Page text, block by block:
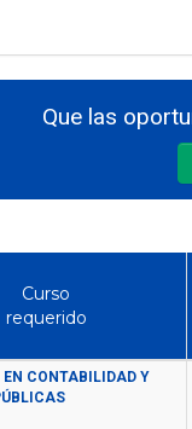
Que las
Curso
requerido
EN CONTABILIDAD Y